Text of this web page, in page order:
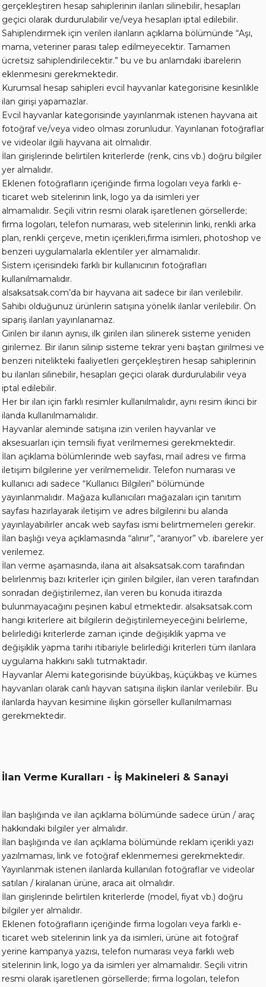
gerçekleştiren hesap sahiplerinin ilanları silinebilir, hesapları
geçici olarak durdurulabilir ve/veya hesapları iptal edilebilir.
Sahiplendirmek için verilen ilanların açıklama bölümünde “Aşı,
mama, veteriner parası talep edilmeyecektir. Tamamen
ücretsiz sahiplendirilecektir.” bu ve bu anlamdaki ibarelerin
eklenmesini gerekmektedir.
Kurumsal hesap sahipleri evcil hayvanlar kategorisine kesinlikle
ilan girişi yapamazlar.
Evcil hayvanlar kategorisinde yayınlanmak istenen hayvana ait
fotoğraf ve/veya video olması zorunludur. Yayınlanan fotoğraflar
ve videolar ilgili hayvana ait olmalıdır.
İlan girişlerinde belirtilen kriterlerde (renk, cins vb.) doğru bilgiler
yer almalıdır.
Eklenen fotoğrafların içeriğinde firma logoları veya farklı e-
ticaret web sitelerinin link, logo ya da isimleri yer
almamalıdır. Seçili vitrin resmi olarak işaretlenen görsellerde;
firma logoları, telefon numarası, web sitelerinin linki, renkli arka
plan, renkli çerçeve, metin içerikleri,firma isimleri, photoshop ve
benzeri uygulamalarla eklentiler yer almamalıdır.
Sistem içerisindeki farklı bir kullanıcının fotoğrafları
kullanılmamalıdır.
alsaksatsak.com’da bir hayvana ait sadece bir ilan verilebilir.
Sahibi olduğunuz ürünlerin satışına yönelik ilanlar verilebilir. Ön
sipariş ilanları yayınlanamaz.
Girilen bir ilanın aynısı, ilk girilen ilan silinerek sisteme yeniden
girilemez. Bir ilanın silinip sisteme tekrar yeni baştan girilmesi ve
benzeri nitelikteki faaliyetleri gerçekleştiren hesap sahiplerinin
bu ilanları silinebilir, hesapları geçici olarak durdurulabilir veya
iptal edilebilir.
Her bir ilan için farklı resimler kullanılmalıdır, aynı resim ikinci bir
ilanda kullanılmamalıdır.
Hayvanlar aleminde satışına izin verilen hayvanlar ve
aksesuarları için temsili fiyat verilmemesi gerekmektedir.
İlan açıklama bölümlerinde web sayfası, mail adresi ve firma
iletişim bilgilerine yer verilmemelidir. Telefon numarası ve
kullanıcı adı sadece “Kullanıcı Bilgileri” bölümünde
yayınlanmalıdır. Mağaza kullanıcıları mağazaları için tanıtım
sayfası hazırlayarak iletişim ve adres bilgilerini bu alanda
yayınlayabilirler ancak web sayfası ismi belirtmemeleri gerekir.
İlan başlığı veya açıklamasında “alınır”, “aranıyor” vb. ibarelere yer
verilemez.
İlan verme aşamasında, ilana ait alsaksatsak.com tarafından
belirlenmiş bazı kriterler için girilen bilgiler, ilan veren tarafından
sonradan değiştirilemez, ilan veren bu konuda itirazda
bulunmayacağını peşinen kabul etmektedir. alsaksatsak.com
hangi kriterlere ait bilgilerin değiştirilemeyeceğini belirleme,
belirlediği kriterlerde zaman içinde değişiklik yapma ve
değişiklik yapma tarihi itibariyle belirlediği kriterleri tüm ilanlara
uygulama hakkını saklı tutmaktadır.
Hayvanlar Alemi kategorisinde büyükbaş, küçükbaş ve kümes
hayvanları olarak canlı hayvan satışına ilişkin ilanlar verilebilir. Bu
ilanlarda hayvan kesimine ilişkin görseller kullanılmaması
gerekmektedir.
İlan Verme Kuralları - İş Makineleri & Sanayi
İlan başlığında ve ilan açıklama bölümünde sadece ürün / araç
hakkındaki bilgiler yer almalıdır.
İlan başlığında ve ilan açıklama bölümünde reklam içerikli yazı
yazılmaması, link ve fotoğraf eklenmemesi gerekmektedir.
Yayınlanmak istenen ilanlarda kullanılan fotoğraflar ve videolar
satılan / kiralanan ürüne, araca ait olmalıdır.
İlan girişlerinde belirtilen kriterlerde (model, fiyat vb.) doğru
bilgiler yer almalıdır.
Eklenen fotoğrafların içeriğinde firma logoları veya farklı e-
ticaret web sitelerinin link ya da isimleri, ürüne ait fotoğraf
yerine kampanya yazısı, telefon numarası veya farklı web
sitelerinin link, logo ya da isimleri yer almamalıdır. Seçili vitrin
resmi olarak işaretlenen görsellerde; firma logoları, telefon